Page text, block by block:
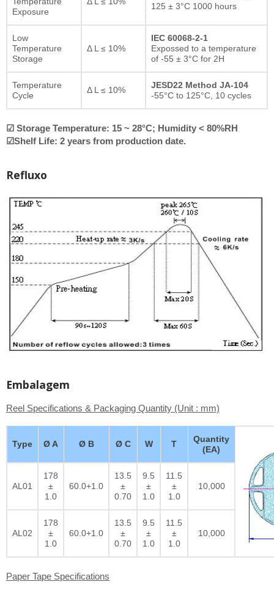
Exposure
125 ± 3°C 1000 hours
Low
Temperature
Storage
Δ L ≤ 10%
IEC 60068-2-1
Expossed to a temperature
of -55 ± 3°C for 2H
Temperature
Cycle
Δ L ≤ 10%
JESD22 Method JA-104
-55°C to 125°C, 10 cycles
☑ Storage Temperature: 15 ~ 28°C; Humidity < 80%RH
☑Shelf Life: 2 years from production date.
Refluxo
Embalagem
Reel Specifications & Packaging Quantity (Unit : mm)
Type Ø A Ø B Ø C W T
Quantity
(EA)
AL01
178
±
1.0
60.0+1.0
13.5
±
0.70
9.5
±
1.0
11.5
±
1.0
10,000
AL02
178
±
1.0
60.0+1.0
13.5
±
0.70
9.5
±
1.0
11.5
±
1.0
10,000
Paper Tape Specifications